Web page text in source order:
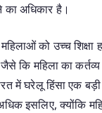
का अधिकार है।
को उच्च
कि महिला का
में घरेलू हिंसा एक
इसलिए, क्योंकि